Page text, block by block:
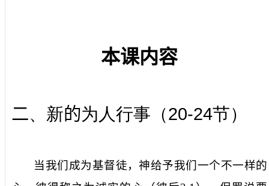
本课内容
二、新的为人行事（20-24节）
当我们成为基督徒，神给予我们一个不一样的